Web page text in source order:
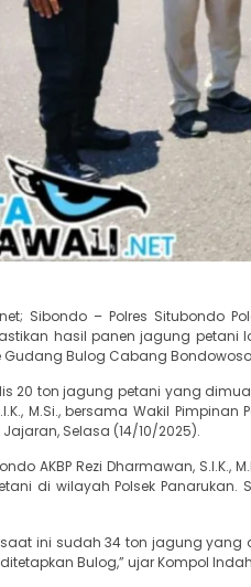
Sibondo – Polres Situbondo
hasil panen jagung petani
Gudang Bulog Cabang
20 ton jagung petani yang
M.Si., bersama Wakil
Selasa (14/10/2025).
AKBP Rezi Dharmawan,
di wilayah Polsek Panarukan.
ini sudah 34 ton jagung yang
Bulog,” ujar Kompol